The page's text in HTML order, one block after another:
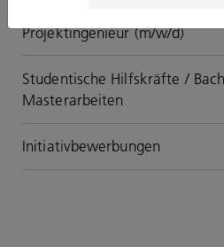
Projektingenieur (m/w/d)
Studentische Hilfskräfte /
Masterarbeiten
Initiativbewerbungen